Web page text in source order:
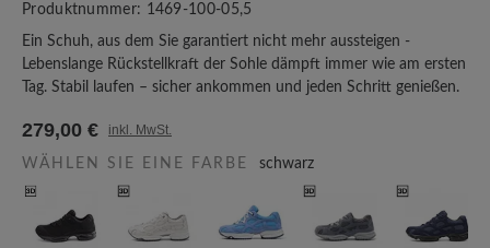
Produktnummer: 1469-100-05,5
Ein Schuh, aus dem Sie garantiert nicht mehr aussteigen -
Lebenslange Rückstellkraft der Sohle dämpft immer wie am ersten
Tag. Stabil laufen – sicher ankommen und jeden Schritt genießen.
279,00 € inkl. MwSt.
WÄHLEN SIE EINE FARBE schwarz